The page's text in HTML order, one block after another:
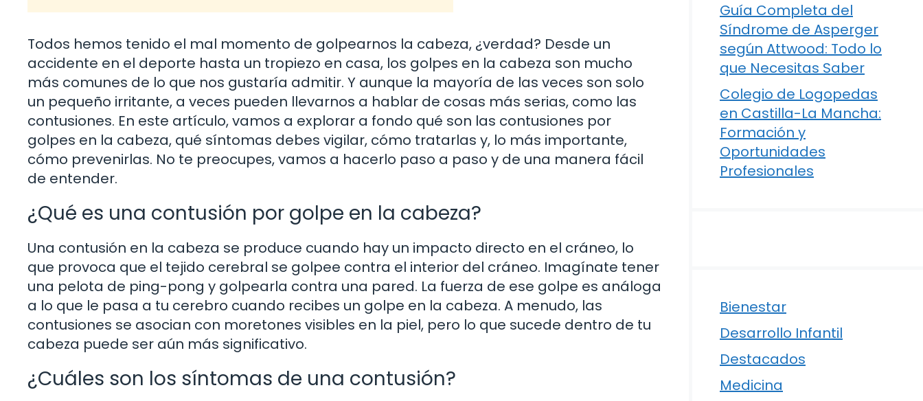
Todos hemos tenido el mal momento de golpearnos la cabeza, ¿verdad? Desde un
accidente en el deporte hasta un tropiezo en casa, los golpes en la cabeza son mucho
más comunes de lo que nos gustaría admitir. Y aunque la mayoría de las veces son solo
un pequeño irritante, a veces pueden llevarnos a hablar de cosas más serias, como las
contusiones. En este artículo, vamos a explorar a fondo qué son las contusiones por
golpes en la cabeza, qué síntomas debes vigilar, cómo tratarlas y, lo más importante,
cómo prevenirlas. No te preocupes, vamos a hacerlo paso a paso y de una manera fácil
de entender.
¿Qué es una contusión por golpe en la cabeza?
Una contusión en la cabeza se produce cuando hay un impacto directo en el cráneo, lo
que provoca que el tejido cerebral se golpee contra el interior del cráneo. Imagínate tener
una pelota de ping-pong y golpearla contra una pared. La fuerza de ese golpe es análoga
a lo que le pasa a tu cerebro cuando recibes un golpe en la cabeza. A menudo, las
contusiones se asocian con moretones visibles en la piel, pero lo que sucede dentro de tu
cabeza puede ser aún más significativo.
¿Cuáles son los síntomas de una contusión?
Guía Completa del
Síndrome de Asperger
según Attwood: Todo lo
que Necesitas Saber
Colegio de Logopedas
en Castilla-La Mancha:
Formación y
Oportunidades
Profesionales
Bienestar
Desarrollo Infantil
Destacados
Medicina